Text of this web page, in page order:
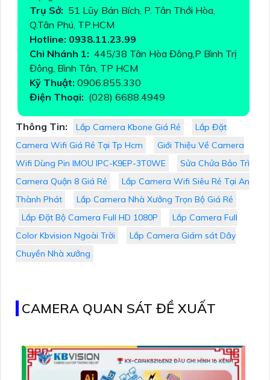
Trụ Sở: 51 Lũy Bán Bích, P. Tân Thới Hòa,
Q.Tân Phú, TP.HCM
Hotline: 0938.11.23.99
Chi Nhánh 1: 445/38 Tân Hòa Đông,P Bình Trị
Đông, Bình Tân, TP HCM
Kỹ Thuật: 0906.855.330
Điện Thoại: (028) 6688.4949
Thông Tin: Lắp Camera Kbone Giá Rẻ
Lắp Đặt
Camera Wifi Giá Rẻ Tại Tp Hcm
Giới Thiệu Về Camera
Wifi Dùng Pin IMOU IPC-K9EP-3T0WE
Sửa Chửa Bảo Trì
Camera Quận 8 Giá Rẻ
Lắp Camera Wifi Siêu Rẻ Tại An
Thành Phát
Lắp Camera Nhà Xưởng Trọn Bộ Giá Rẻ
Lắp Đặt Bộ Camera Full HD 1080P
Lắp Camera Full
Color Kbvision Ngoài Trời
Lắp Camera Giám sát Dây
Chuyền Nhà xưởng
CAMERA QUAN SÁT ĐỀ XUẤT